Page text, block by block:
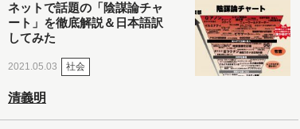
ネットで話題の「陰謀論チャ
ート」を徹底解説＆日本語訳
してみた
2021.05.03 社会
清義明